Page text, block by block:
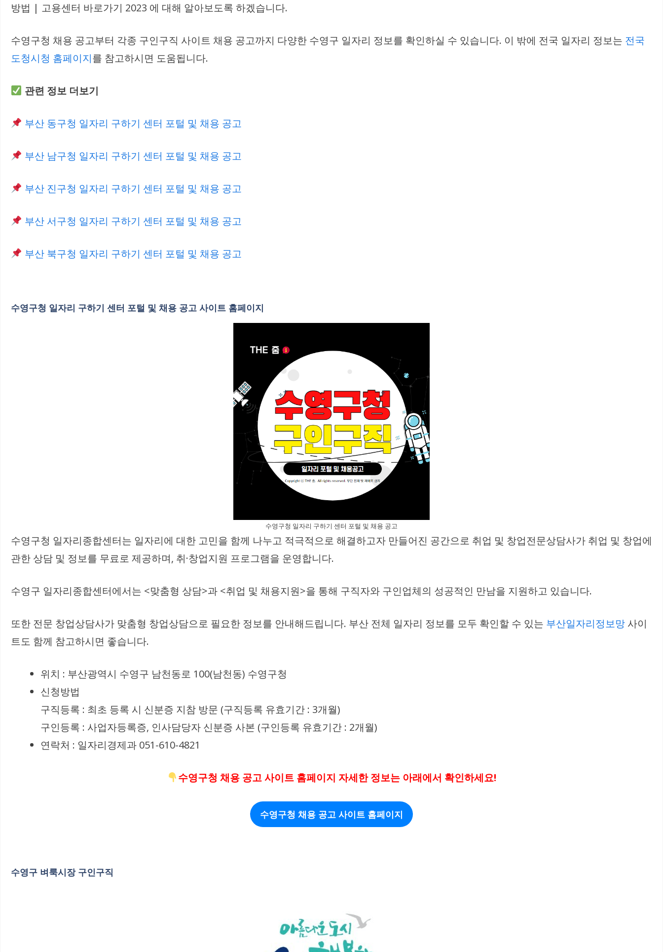
방법 | 고용센터 바로가기 2023 에 대해 알아보도록 하겠습니다.
수영구청 채용 공고부터 각종 구인구직 사이트 채용 공고까지 다양한 수영구 일자리 정보를 확인하실 수 있습니다. 이 밖에 전국 일자리 정보는 전국
도청시청 홈페이지를 참고하시면 도움됩니다.
관련 정보 더보기
부산 동구청 일자리 구하기 센터 포털 및 채용 공고
부산 남구청 일자리 구하기 센터 포털 및 채용 공고
부산 진구청 일자리 구하기 센터 포털 및 채용 공고
부산 서구청 일자리 구하기 센터 포털 및 채용 공고
부산 북구청 일자리 구하기 센터 포털 및 채용 공고
수영구청 일자리 구하기 센터 포털 및 채용 공고 사이트 홈페이지
수영구청 일자리 구하기 센터 포털 및 채용 공고
수영구청 일자리종합센터는 일자리에 대한 고민을 함께 나누고 적극적으로 해결하고자 만들어진 공간으로 취업 및 창업전문상담사가 취업 및 창업에
관한 상담 및 정보를 무료로 제공하며, 취·창업지원 프로그램을 운영합니다.
수영구 일자리종합센터에서는 <맞춤형 상담>과 <취업 및 채용지원>을 통해 구직자와 구인업체의 성공적인 만남을 지원하고 있습니다.
또한 전문 창업상담사가 맞춤형 창업상담으로 필요한 정보를 안내해드립니다. 부산 전체 일자리 정보를 모두 확인할 수 있는 부산일자리정보망 사이
트도 함께 참고하시면 좋습니다.
위치 : 부산광역시 수영구 남천동로 100(남천동) 수영구청
신청방법
구직등록 : 최초 등록 시 신분증 지참 방문 (구직등록 유효기간 : 3개월)
구인등록 : 사업자등록증, 인사담당자 신분증 사본 (구인등록 유효기간 : 2개월)
연락처 : 일자리경제과 051-610-4821
수영구청 채용 공고 사이트 홈페이지 자세한 정보는 아래에서 확인하세요!
수영구청 채용 공고 사이트 홈페이지
수영구 벼룩시장 구인구직